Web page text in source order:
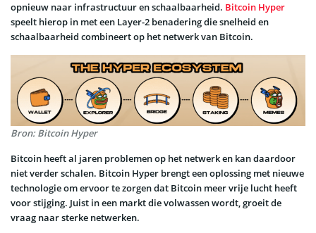
opnieuw naar infrastructuur en schaalbaarheid. Bitcoin Hyper
speelt hierop in met een Layer-2 benadering die snelheid en
schaalbaarheid combineert op het netwerk van Bitcoin.
Bron: Bitcoin Hyper
Bitcoin heeft al jaren problemen op het netwerk en kan daardoor
niet verder schalen. Bitcoin Hyper brengt een oplossing met nieuwe
technologie om ervoor te zorgen dat Bitcoin meer vrije lucht heeft
voor stijging. Juist in een markt die volwassen wordt, groeit de
vraag naar sterke netwerken.